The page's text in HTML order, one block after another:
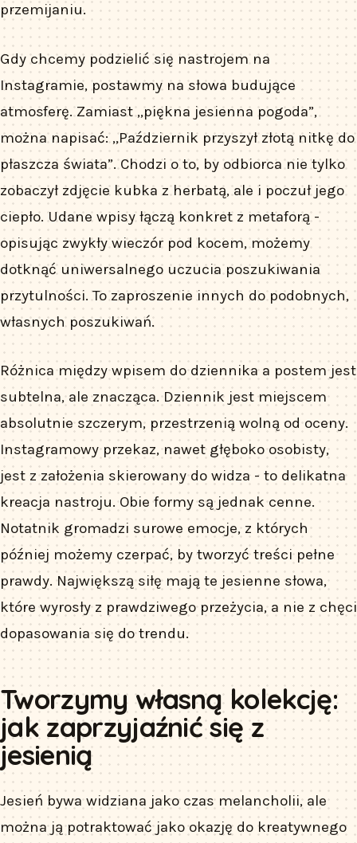
przemijaniu.
Gdy chcemy podzielić się nastrojem na
Instagramie, postawmy na słowa budujące
atmosferę. Zamiast „piękna jesienna pogoda”,
można napisać: „Październik przyszył złotą nitkę do
płaszcza świata”. Chodzi o to, by odbiorca nie tylko
zobaczył zdjęcie kubka z herbatą, ale i poczuł jego
ciepło. Udane wpisy łączą konkret z metaforą -
opisując zwykły wieczór pod kocem, możemy
dotknąć uniwersalnego uczucia poszukiwania
przytulności. To zaproszenie innych do podobnych,
własnych poszukiwań.
Różnica między wpisem do dziennika a postem jest
subtelna, ale znacząca. Dziennik jest miejscem
absolutnie szczerym, przestrzenią wolną od oceny.
Instagramowy przekaz, nawet głęboko osobisty,
jest z założenia skierowany do widza - to delikatna
kreacja nastroju. Obie formy są jednak cenne.
Notatnik gromadzi surowe emocje, z których
później możemy czerpać, by tworzyć treści pełne
prawdy. Największą siłę mają te jesienne słowa,
które wyrosły z prawdziwego przeżycia, a nie z chęci
dopasowania się do trendu.
Tworzymy własną kolekcję:
jak zaprzyjaźnić się z
jesienią
Jesień bywa widziana jako czas melancholii, ale
można ją potraktować jako okazję do kreatywnego